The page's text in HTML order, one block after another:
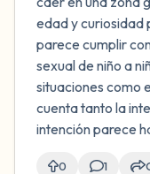
edad hace
En ese
Planeo hablar
profesional,
orientación
categorizar y
experiencia
edad y curiosidad
parece cumplir
sexual de niño a
situaciones como
cuenta tanto la
intención parece
0 1